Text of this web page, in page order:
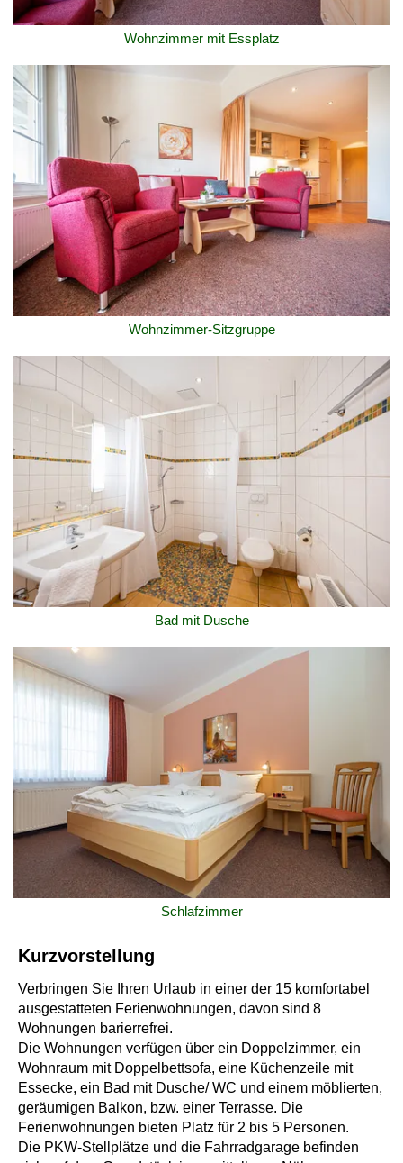
Wohnzimmer mit Essplatz
Wohnzimmer-Sitzgruppe
Bad mit Dusche
Schlafzimmer
Kurzvorstellung
Verbringen Sie Ihren Urlaub in einer der 15 komfortabel
ausgestatteten Ferienwohnungen, davon sind 8
Wohnungen barierrefrei.
Die Wohnungen verfügen über ein Doppelzimmer, ein
Wohnraum mit Doppelbettsofa, eine Küchenzeile mit
Essecke, ein Bad mit Dusche/ WC und einem möblierten,
geräumigen Balkon, bzw. einer Terrasse. Die
Ferienwohnungen bieten Platz für 2 bis 5 Personen.
Die PKW-Stellplätze und die Fahrradgarage befinden